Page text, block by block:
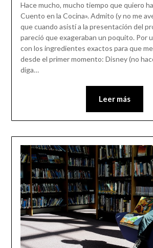
Hace mucho, mucho tiempo que quiero
Cuento en la Cocina». Admito (y no me
que cuando asistí a la presentación del
pareció que exageraban un poquito. Por
con los ingredientes exactos para que
desde el primer momento: Disney (no
diga…
Leer más